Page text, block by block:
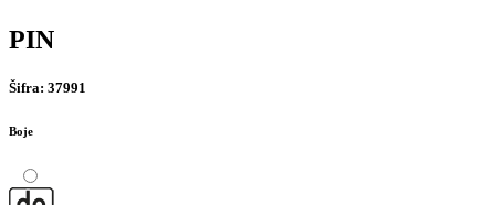
PIN
Šifra: 37991
Boje